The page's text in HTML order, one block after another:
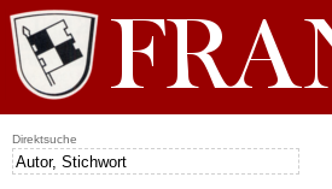
Direktsuche